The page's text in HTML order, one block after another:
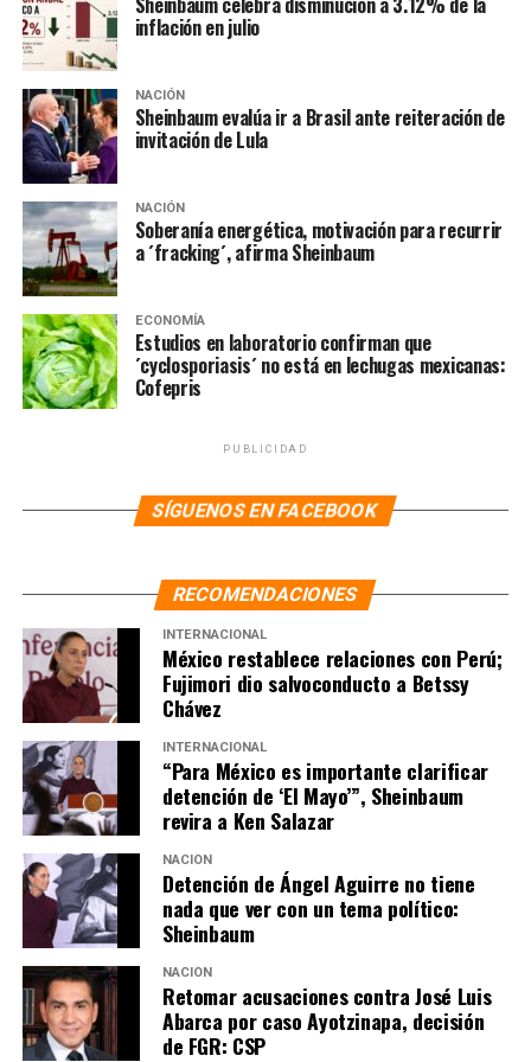
Luis Enrique Mercado asegura que “los sueños guajiros”
de AMLO son las razones por las que la mayoría de los
mexicanos no votarán por él y así se complementará tu
tercera derrota en la búsqueda por la Presidencia.
NOTAS RELACIONADAS:
ELECCIONES 2018
SIGUIENTE
Ven para el 15 salida de Osorio de Segob
NO TE PIERDAS
Se enreda designación de relevo de Carstens
inflación en julio
NACIÓN
Sheinbaum evalúa ir a Brasil ante reiteración de
invitación de Lula
NACIÓN
Soberanía energética, motivación para recurrir
a ´fracking´, afirma Sheinbaum
ECONOMÍA
Estudios en laboratorio confirman que
´cyclosporiasis´ no está en lechugas mexicanas:
Cofepris
PUBLICIDAD
SÍGUENOS EN FACEBOOK
RECOMENDACIONES
INTERNACIONAL
México restablece relaciones con Perú;
Fujimori dio salvoconducto a Betssy
Chávez
INTERNACIONAL
“Para México es importante clarificar
detención de ‘El Mayo’”, Sheinbaum
revira a Ken Salazar
NACIÓN
Detención de Ángel Aguirre no tiene
nada que ver con un tema político:
Sheinbaum
NACIÓN
Retomar acusaciones contra José Luis
Abarca por caso Ayotzinapa, decisión
de FGR: CSP